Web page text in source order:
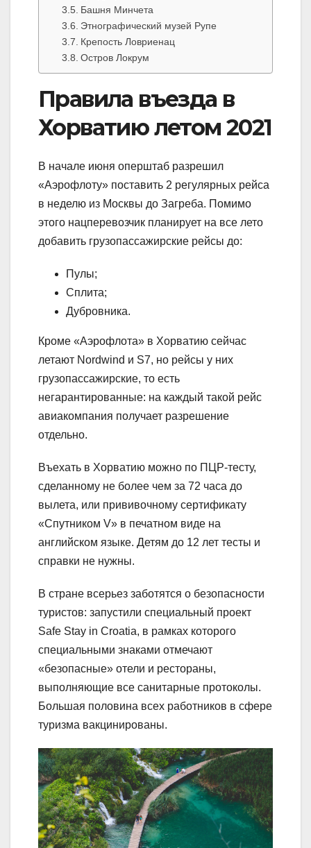
Башня Минчета
Этнографический музей Рупе
Крепость Ловриенац
Остров Локрум
Правила въезда в
Хорватию летом 2021
В начале июня оперштаб разрешил
«Аэрофлоту» поставить 2 регулярных рейса
в неделю из Москвы до Загреба. Помимо
этого нацперевозчик планирует на все лето
добавить грузопассажирские рейсы до:
Пулы;
Сплита;
Дубровника.
Кроме «Аэрофлота» в Хорватию сейчас
летают Nordwind и S7, но рейсы у них
грузопассажирские, то есть
негарантированные: на каждый такой рейс
авиакомпания получает разрешение
отдельно.
Въехать в Хорватию можно по ПЦР-тесту,
сделанному не более чем за 72 часа до
вылета, или прививочному сертификату
«Спутником V» в печатном виде на
английском языке. Детям до 12 лет тесты и
справки не нужны.
В стране всерьез заботятся о безопасности
туристов: запустили специальный проект
Safe Stay in Croatia, в рамках которого
специальными знаками отмечают
«безопасные» отели и рестораны,
выполняющие все санитарные протоколы.
Большая половина всех работников в сфере
туризма вакцинированы.